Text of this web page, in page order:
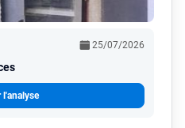
25/07/2026
l'analyse